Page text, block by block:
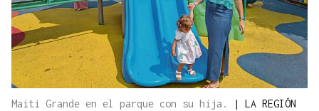
Maiti Grande en el parque con su hija. | LA REGIÓN